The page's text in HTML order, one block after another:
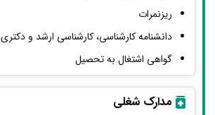
ریزنمرات
دانشنامه کارشناسی، کارشناسی ارشد و دکتری
گواهی اشتغال به تحصیل
مدارک شغلی